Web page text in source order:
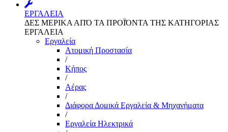
ΕΡΓΑΛΕΙΑ
ΔΕΣ ΜΕΡΙΚΑ ΑΠΌ ΤΑ ΠΡΟΪΌΝΤΑ ΤΗΣ ΚΑΤΗΓΟΡΙΑΣ
ΕΡΓΑΛΕΙΑ
Εργαλεία
Aτομική Προστασία
/
Kήπος
/
Αέρας
/
Διάφορα Δομικά Εργαλεία & Μηχανήματα
/
Εργαλεία Ηλεκτρικά